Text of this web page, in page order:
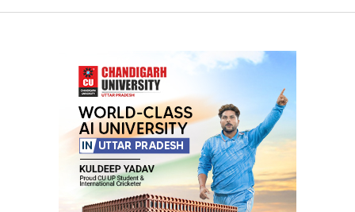
Your E-mail*
Submit Comment